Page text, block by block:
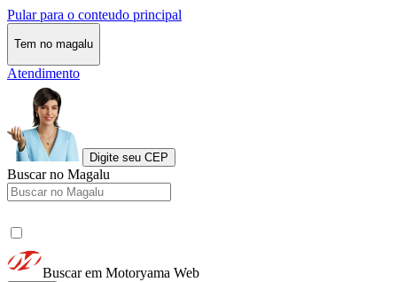
Pular para o conteudo principal
Tem no magalu
Atendimento
Digite seu CEP
Buscar no Magalu
Buscar em Motoryama Web